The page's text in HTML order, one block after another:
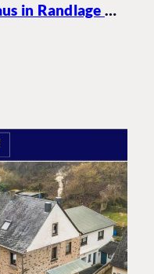
Gepflegtes Einfamilienhaus in Randlage mit Garage und Blick ins Grüne